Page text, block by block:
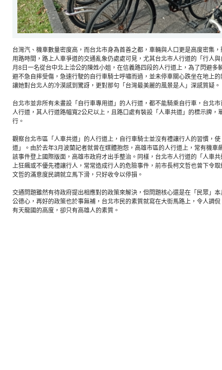
台灣汽、機車數量密度高，而台北市身為首善之都，車輛與人口更是高度密集
用路時間，路上人車爭道的交通亂象仍處處可見，尤其台北市人行道的「行人
月8日一名從台中北上洽公的陳姓小姐，在信義路四段的人行道上，為了閃避多
避不急自摔受傷，急速行駛的自行車騎士呼嘯而過，並未停車關心跌坐在地上
讓她對台北人的冷漠感到驚訝，更對那句「台灣最美麗的風景是人」深感質疑。
台北市並非所有未畫設「自行車專用道」的人行道，都不能騎乘自行車，台北
人行道，其人行道路幅寬2公尺以上，且路口處有裝設「人車共道」的標示牌，
行。
觀察台北市區「人車共道」的人行道上，自行車騎士並沒有禮讓行人的習慣，
道」。由於去年3月波蘭記者就曾在媒體抱怨，高雄市區的人行道上，常有機車
該事件登上國際版面，高雄市政府才出手整治。同樣，台北市人行道的「人車
上狂飆或不優先禮讓行人，常常造成行人的危險事件，前市長柯文哲也曾下令
文哲的滿意度民調就立馬下滑，只好收令以停損。
交通問題雖然有待政府提出相應對的政策來解決，但問題核心還是在「民眾」
公德心，再好的政策也於事無補，台北市民的素質就寫在大街馬路上，令人調
有天龍國的高度，卻只有高雄人的素質。